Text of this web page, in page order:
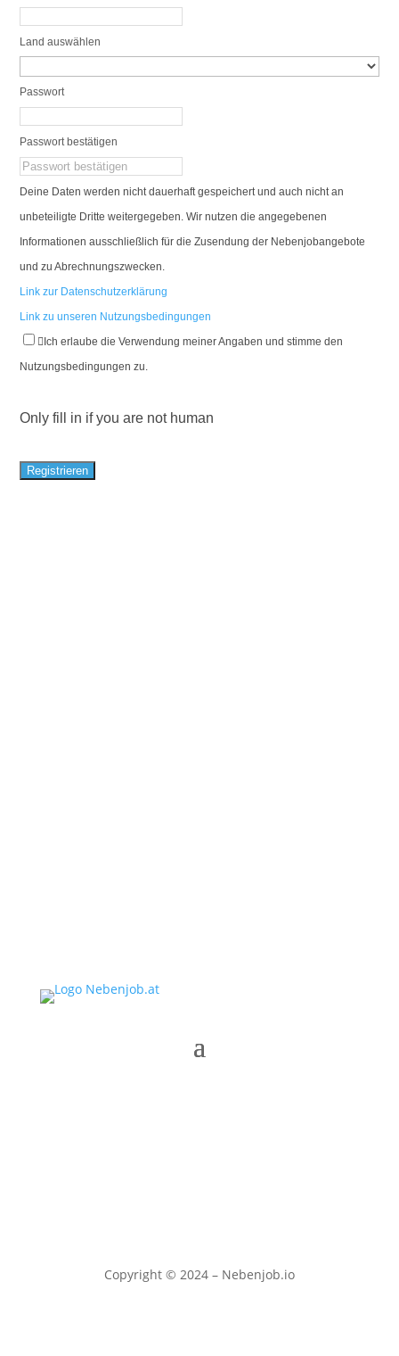
Land auswählen
Passwort
Passwort bestätigen
Deine Daten werden nicht dauerhaft gespeichert und auch nicht an
unbeteiligte Dritte weitergegeben. Wir nutzen die angegebenen
Informationen ausschließlich für die Zusendung der Nebenjobangebote
und zu Abrechnungszwecken.
Link zur Datenschutzerklärung
Link zu unseren Nutzungsbedingungen
Ich erlaube die Verwendung meiner Angaben und stimme den
Nutzungsbedingungen zu.
Only fill in if you are not human
Copyright © 2024 – Nebenjob.io